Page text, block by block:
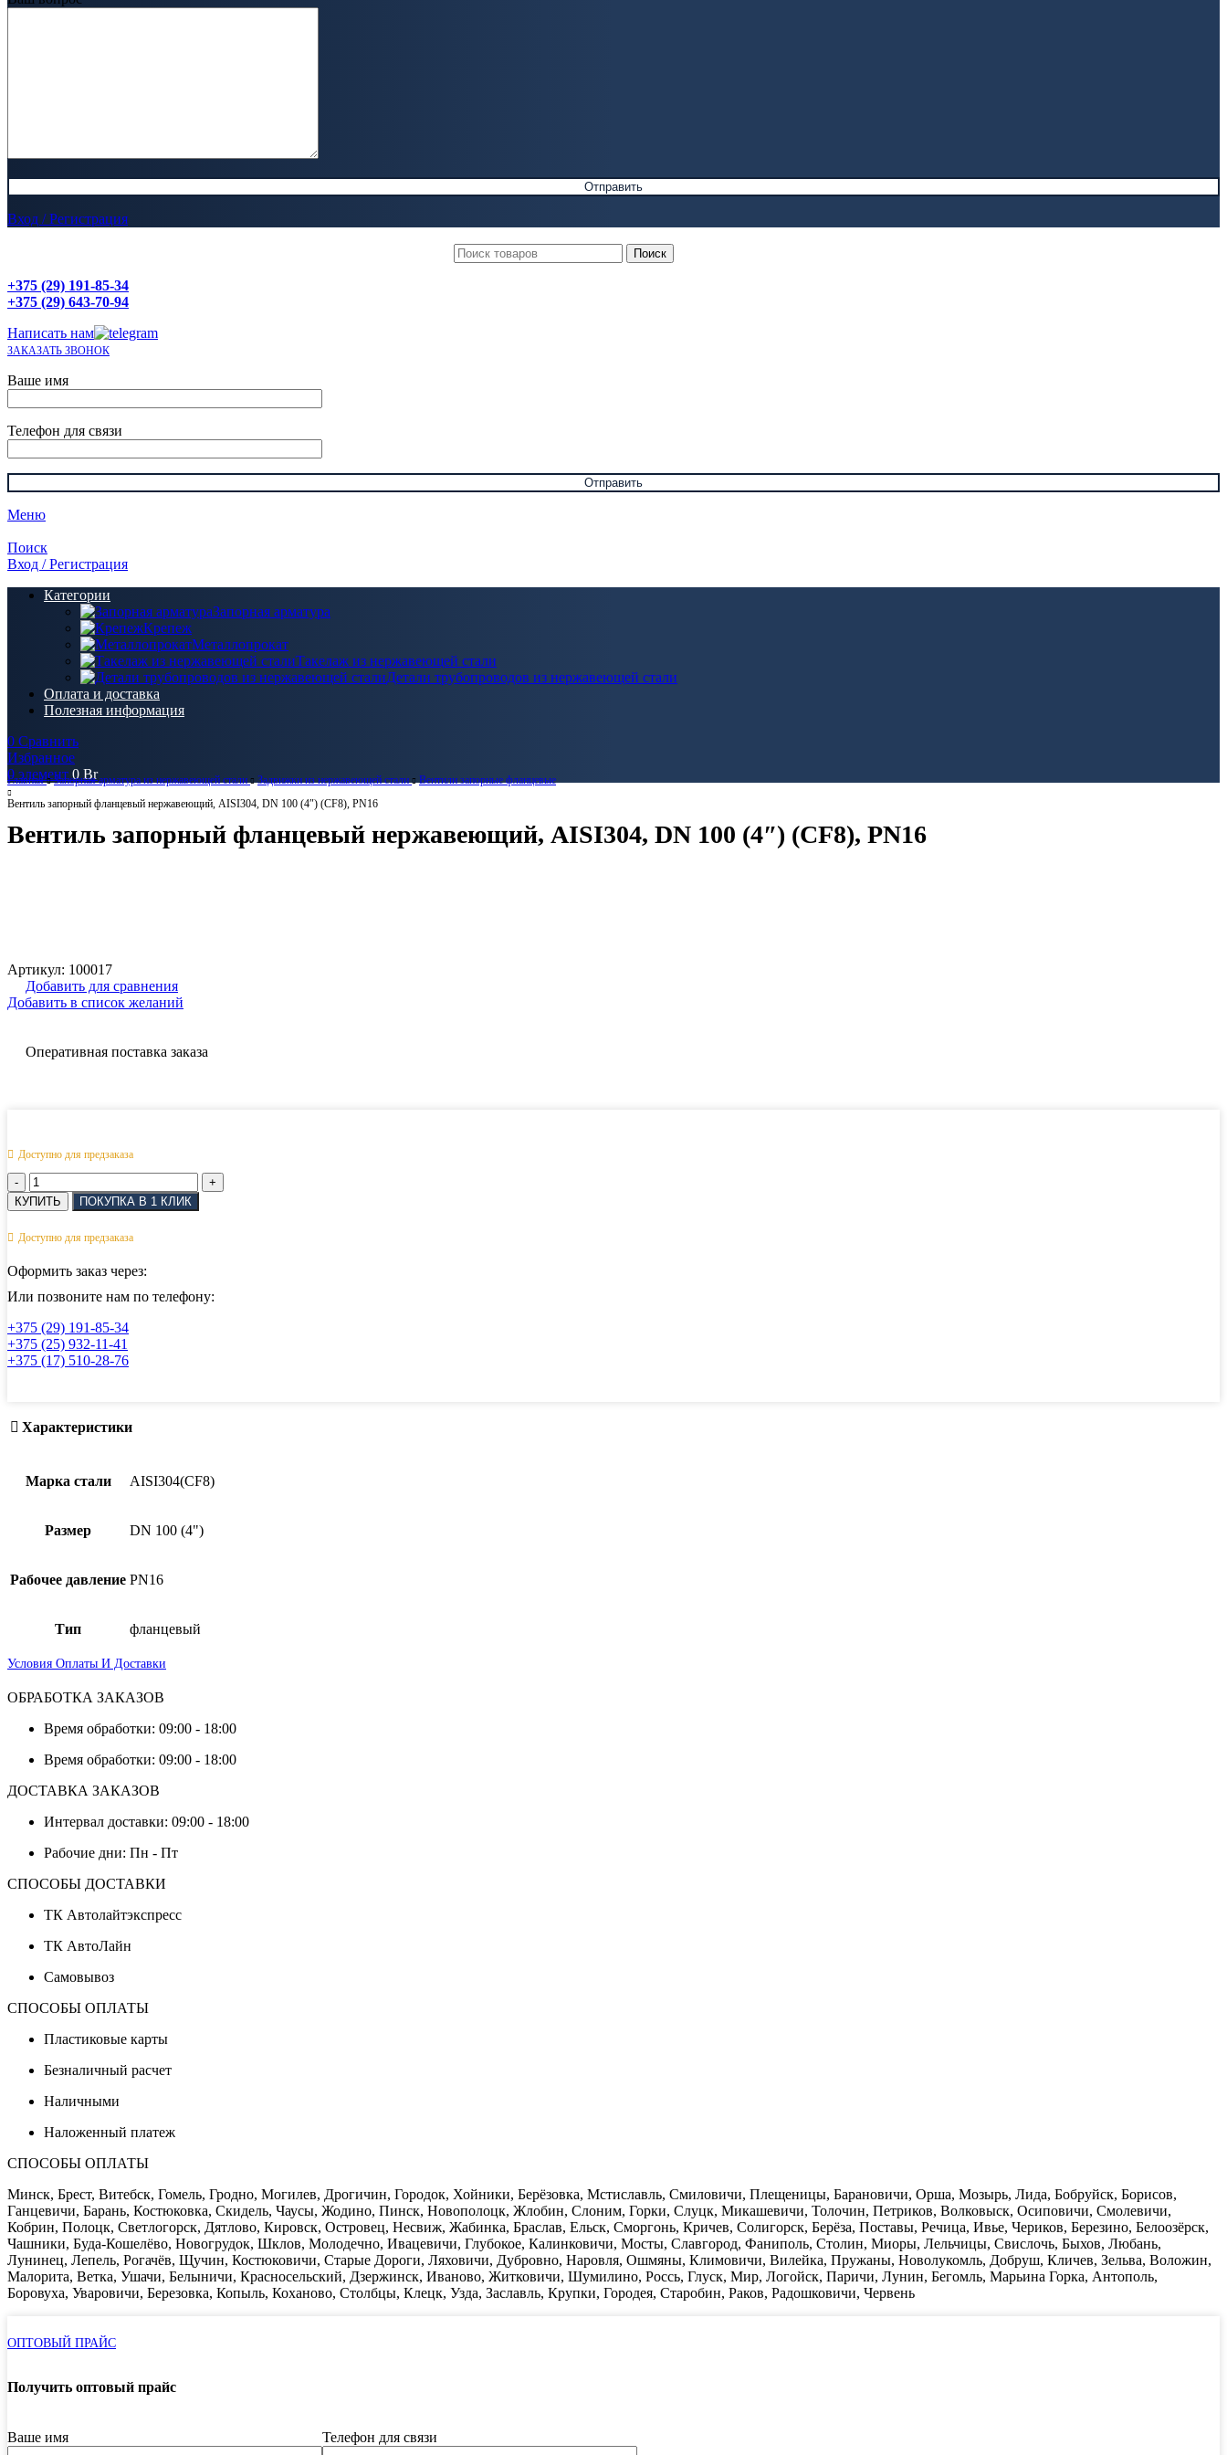
Вход / Регистрация
Поиск
+375 (29) 191-85-34
+375 (29) 643-70-94
Написать нам
ЗАКАЗАТЬ ЗВОНОК
Ваше имя
Телефон для связи
Меню
Поиск
Вход / Регистрация
Категории
Запорная арматура
Крепеж
Металлопрокат
Такелаж из нержавеющей стали
Детали трубопроводов из нержавеющей стали
Оплата и доставка
Полезная информация
0 Сравнить
Избранное
0 элемент 0 Br
Главная Запорная арматура из нержавеющей стали Задвижки из нержавеющей стали Вентили запорные фланцевые
Вентиль запорный фланцевый нержавеющий, AISI304, DN 100 (4″) (CF8), PN16
Вентиль запорный фланцевый нержавеющий, AISI304, DN 100 (4″) (CF8), PN16
Артикул: 100017
Добавить для сравнения
Добавить в список желаний
Оперативная поставка заказа
Доступно для предзаказа
Количество
товара
Вентиль
фланцевый
AISI304,
DN
(4")
(CF8),
PN16
КУПИТЬ ПОКУПКА В 1 КЛИК
Доступно для предзаказа
Оформить заказ через:
Или позвоните нам по телефону:
+375 (29) 191-85-34
+375 (25) 932-11-41
+375 (17) 510-28-76
Характеристики
Марка стали AISI304(CF8)
Размер DN 100 (4")
Рабочее давление PN16
Тип фланцевый
Условия Оплаты И Доставки
ОБРАБОТКА ЗАКАЗОВ
Время обработки: 09:00 - 18:00
Время обработки: 09:00 - 18:00
ДОСТАВКА ЗАКАЗОВ
Интервал доставки: 09:00 - 18:00
Рабочие дни: Пн - Пт
СПОСОБЫ ДОСТАВКИ
ТК Автолайтэкспресс
ТК АвтоЛайн
Самовывоз
СПОСОБЫ ОПЛАТЫ
Пластиковые карты
Безналичный расчет
Наличными
Наложенный платеж
СПОСОБЫ ОПЛАТЫ
Минск, Брест, Витебск, Гомель, Гродно, Могилев, Дрогичин, Городок, Хойники, Берёзовка, Мстиславль, Смиловичи, Плещеницы, Барановичи, Орша, Мозырь, Лида, Бобруйск, Борисов,
Ганцевичи, Барань, Костюковка, Скидель, Чаусы, Жодино, Пинск, Новополоцк, Жлобин, Слоним, Горки, Слуцк, Микашевичи, Толочин, Петриков, Волковыск, Осиповичи, Смолевичи,
Кобрин, Полоцк, Светлогорск, Дятлово, Кировск, Островец, Несвиж, Жабинка, Браслав, Ельск, Сморгонь, Кричев, Солигорск, Берёза, Поставы, Речица, Ивье, Чериков, Березино, Белоозёрск,
Чашники, Буда-Кошелёво, Новогрудок, Шклов, Молодечно, Ивацевичи, Глубокое, Калинковичи, Мосты, Славгород, Фаниполь, Столин, Миоры, Лельчицы, Свислочь, Быхов, Любань,
Лунинец, Лепель, Рогачёв, Щучин, Костюковичи, Старые Дороги, Ляховичи, Дубровно, Наровля, Ошмяны, Климовичи, Вилейка, Пружаны, Новолукомль, Добруш, Кличев, Зельва, Воложин,
Малорита, Ветка, Ушачи, Белыничи, Красносельский, Дзержинск, Иваново, Житковичи, Шумилино, Россь, Глуск, Мир, Логойск, Паричи, Лунин, Бегомль, Марьина Горка, Антополь,
Боровуха, Уваровичи, Березовка, Копыль, Коханово, Столбцы, Клецк, Узда, Заславль, Крупки, Городея, Старобин, Раков, Радошковичи, Червень
ОПТОВЫЙ ПРАЙС
Получить оптовый прайс
Ваше имя Телефон для связи